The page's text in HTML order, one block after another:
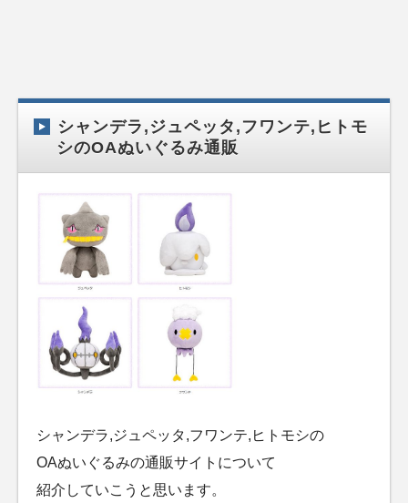
シャンデラ,ジュペッタ,フワンテ,ヒトモ
シのOAぬいぐるみ通販
シャンデラ,ジュペッタ,フワンテ,ヒトモシの
OAぬいぐるみの通販サイトについて
紹介していこうと思います。